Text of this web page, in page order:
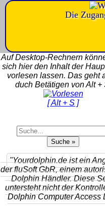
Auf Desktop-Rechnern
sich hier den Inhalt der
vorlesen lassen. Das geht
duch Betätigen von Alt +
[ Alt + S ]
"Yourdolphin.de ist ein
der fluSoft GbR, einem
Dolphin Händler. Diese
untersteht nicht der
Dolphin Computer Access
Die